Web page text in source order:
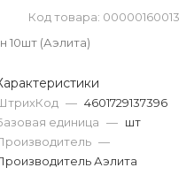
Код товара: 00000160013
10шт (Аэлита)
— 4601729137396
единица — шт
—
Аэлита